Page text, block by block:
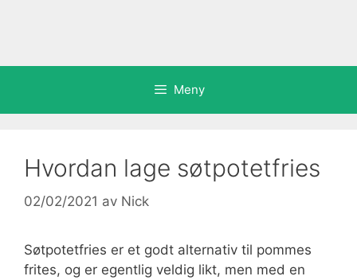
Meny
Hvordan lage søtpotetfries
02/02/2021 av Nick
Søtpotetfries er et godt alternativ til pommes
frites, og er egentlig veldig likt, men med en